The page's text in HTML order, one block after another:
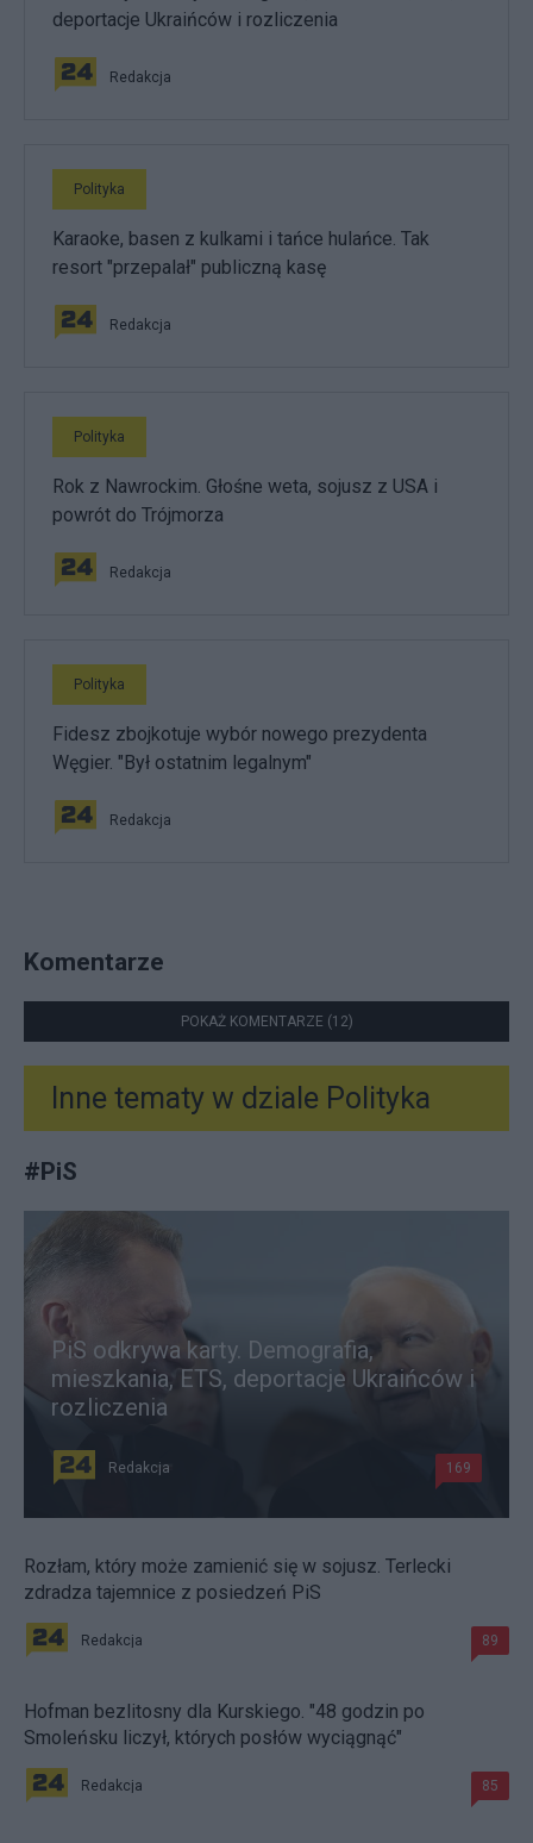
deportacje Ukraińców i rozliczenia
Redakcja
Polityka
Karaoke, basen z kulkami i tańce hulańce. Tak
resort "przepalał" publiczną kasę
Redakcja
Polityka
Rok z Nawrockim. Głośne weta, sojusz z USA i
powrót do Trójmorza
Redakcja
Polityka
Fidesz zbojkotuje wybór nowego prezydenta
Węgier. "Był ostatnim legalnym"
Redakcja
Komentarze
POKAŻ KOMENTARZE (12)
Inne tematy w dziale Polityka
#PiS
PiS odkrywa karty. Demografia,
mieszkania, ETS, deportacje Ukraińców i
rozliczenia
Redakcja 169
Rozłam, który może zamienić się w sojusz. Terlecki
zdradza tajemnice z posiedzeń PiS
Redakcja 89
Hofman bezlitosny dla Kurskiego. "48 godzin po
Smoleńsku liczył, których posłów wyciągnąć"
Redakcja 85